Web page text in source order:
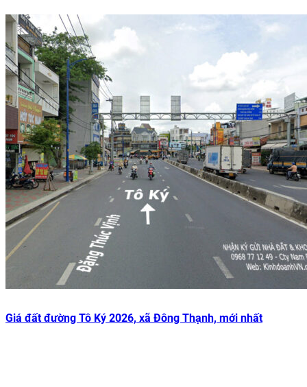
Giá đất đường Tô Ký 2026, xã Đông Thạnh, mới nhất